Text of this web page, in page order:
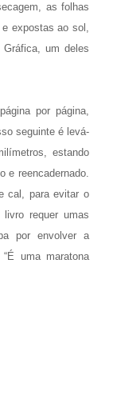
as folhas
expostas ao sol,
um deles
por página,
seguinte é levá-
estando
e reencadernado.
cal, para evitar o
requer umas
por envolver a
uma maratona